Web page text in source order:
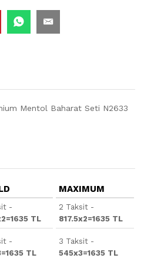
Mentol Baharat Seti N2633
-
TL
-
TL
MAXIMUM
2 Taksit -
817.5x2=1635 TL
3 Taksit -
545x3=1635 TL